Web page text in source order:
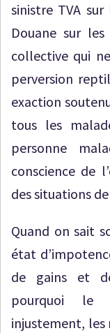
sinistre TVA
Douane sur
collective qui
perversion
exaction
tous les
personne
conscience de
des situations
Quand on sait
état
de gains et
pourquoi le
injustement, les